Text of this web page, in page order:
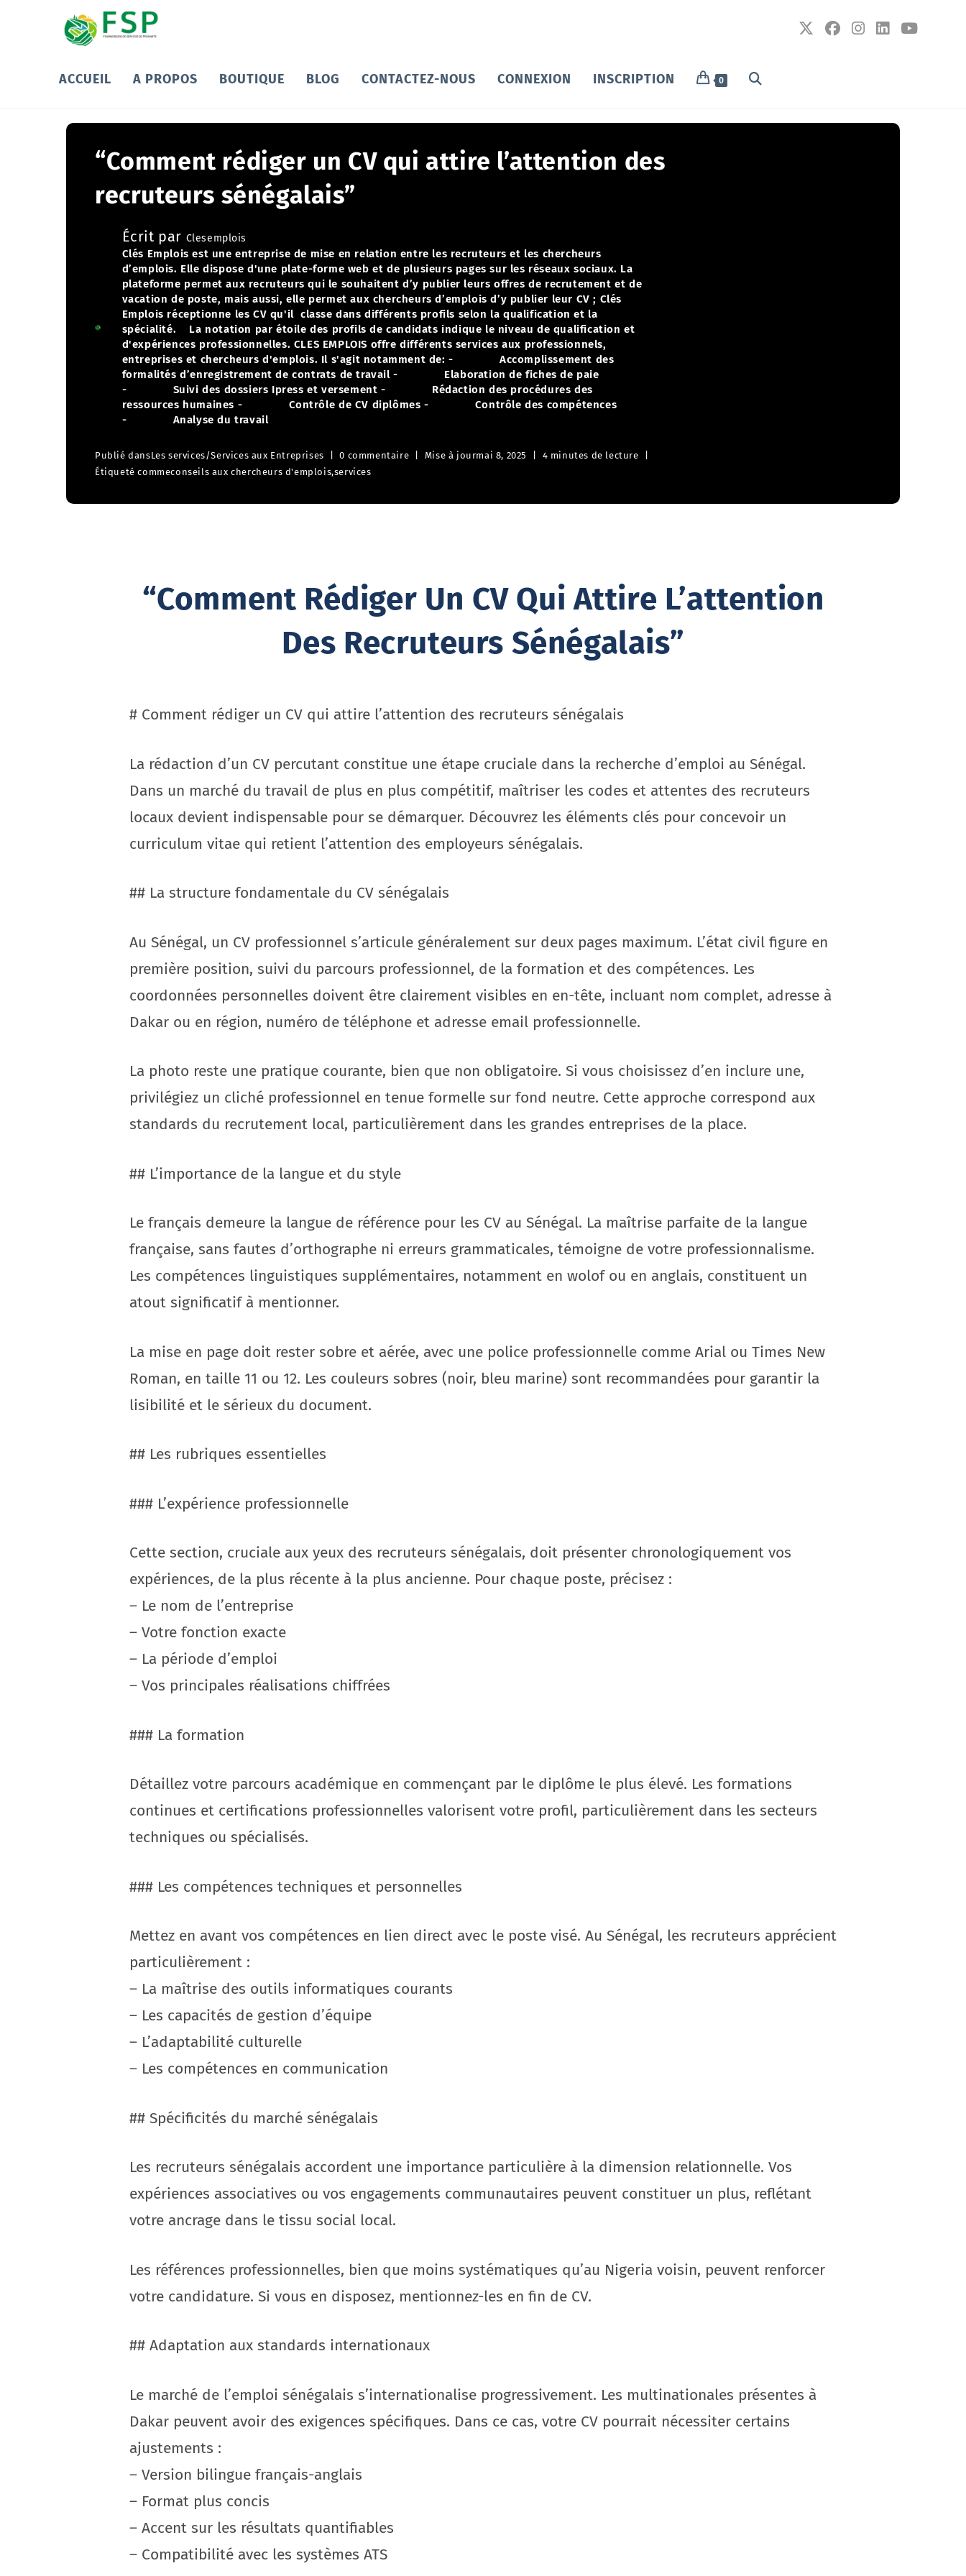
ACCUEIL A PROPOS BOUTIQUE BLOG CONTACTEZ-NOUS CONNEXION INSCRIPTION 0
“Comment rédiger un CV qui attire l’attention des
recruteurs sénégalais”
Écrit par Clesemplois
Clés Emplois est une entreprise de mise en relation entre les recruteurs et les chercheurs
d’emplois. Elle dispose d'une plate-forme web et de plusieurs pages sur les réseaux sociaux. La
plateforme permet aux recruteurs qui le souhaitent d’y publier leurs offres de recrutement et de
vacation de poste, mais aussi, elle permet aux chercheurs d’emplois d’y publier leur CV ; Clés
Emplois réceptionne les CV qu'il classe dans différents profils selon la qualification et la
spécialité.
La notation par étoile des profils de candidats indique le niveau de qualification et
d'expériences professionnelles. CLES EMPLOIS offre différents services aux professionnels,
entreprises et chercheurs d'emplois. Il s'agit notamment de: - Accomplissement des
formalités d’enregistrement de contrats de travail - Elaboration de fiches de paie
- Suivi des dossiers Ipress et versement - Rédaction des procédures des
ressources humaines - Contrôle de CV diplômes - Contrôle des compétences
- Analyse du travail
Publié dansLes services/Services aux Entreprises 0 commentaire Mise à jourmai 8, 2025
4 minutes de lecture
Étiqueté commeconseils aux chercheurs d'emplois,services
“Comment Rédiger Un CV Qui Attire L’attention
Des Recruteurs Sénégalais”
# Comment rédiger un CV qui attire l’attention des recruteurs sénégalais
La rédaction d’un CV percutant constitue une étape cruciale dans la recherche d’emploi au Sénégal.
Dans un marché du travail de plus en plus compétitif, maîtriser les codes et attentes des recruteurs
locaux devient indispensable pour se démarquer. Découvrez les éléments clés pour concevoir un
curriculum vitae qui retient l’attention des employeurs sénégalais.
## La structure fondamentale du CV sénégalais
Au Sénégal, un CV professionnel s’articule généralement sur deux pages maximum. L’état civil figure en
première position, suivi du parcours professionnel, de la formation et des compétences. Les
coordonnées personnelles doivent être clairement visibles en en-tête, incluant nom complet, adresse à
Dakar ou en région, numéro de téléphone et adresse email professionnelle.
La photo reste une pratique courante, bien que non obligatoire. Si vous choisissez d’en inclure une,
privilégiez un cliché professionnel en tenue formelle sur fond neutre. Cette approche correspond aux
standards du recrutement local, particulièrement dans les grandes entreprises de la place.
## L’importance de la langue et du style
Le français demeure la langue de référence pour les CV au Sénégal. La maîtrise parfaite de la langue
française, sans fautes d’orthographe ni erreurs grammaticales, témoigne de votre professionnalisme.
Les compétences linguistiques supplémentaires, notamment en wolof ou en anglais, constituent un
atout significatif à mentionner.
La mise en page doit rester sobre et aérée, avec une police professionnelle comme Arial ou Times New
Roman, en taille 11 ou 12. Les couleurs sobres (noir, bleu marine) sont recommandées pour garantir la
lisibilité et le sérieux du document.
## Les rubriques essentielles
### L’expérience professionnelle
Cette section, cruciale aux yeux des recruteurs sénégalais, doit présenter chronologiquement vos
expériences, de la plus récente à la plus ancienne. Pour chaque poste, précisez :
– Le nom de l’entreprise
– Votre fonction exacte
– La période d’emploi
– Vos principales réalisations chiffrées
### La formation
Détaillez votre parcours académique en commençant par le diplôme le plus élevé. Les formations
continues et certifications professionnelles valorisent votre profil, particulièrement dans les secteurs
techniques ou spécialisés.
### Les compétences techniques et personnelles
Mettez en avant vos compétences en lien direct avec le poste visé. Au Sénégal, les recruteurs apprécient
particulièrement :
– La maîtrise des outils informatiques courants
– Les capacités de gestion d’équipe
– L’adaptabilité culturelle
– Les compétences en communication
## Spécificités du marché sénégalais
Les recruteurs sénégalais accordent une importance particulière à la dimension relationnelle. Vos
expériences associatives ou vos engagements communautaires peuvent constituer un plus, reflétant
votre ancrage dans le tissu social local.
Les références professionnelles, bien que moins systématiques qu’au Nigeria voisin, peuvent renforcer
votre candidature. Si vous en disposez, mentionnez-les en fin de CV.
## Adaptation aux standards internationaux
Le marché de l’emploi sénégalais s’internationalise progressivement. Les multinationales présentes à
Dakar peuvent avoir des exigences spécifiques. Dans ce cas, votre CV pourrait nécessiter certains
ajustements :
– Version bilingue français-anglais
– Format plus concis
– Accent sur les résultats quantifiables
– Compatibilité avec les systèmes ATS